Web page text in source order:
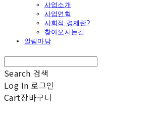
사업소개
사업연혁
사회적 경제란?
찾아오시는길
알림마당
Search 검색
Log In 로그인
Cart장바구니